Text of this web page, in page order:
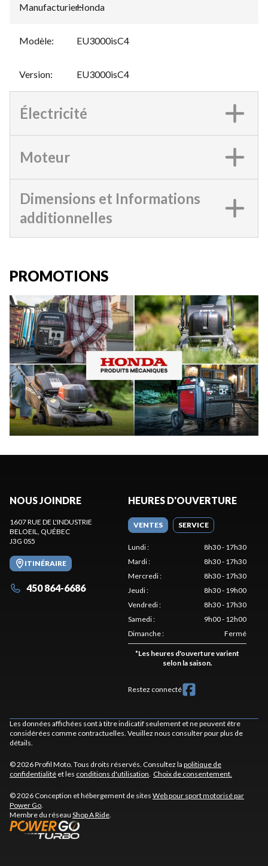
Manufacturier:
Honda
Modèle: EU3000isC4
Version: EU3000isC4
Électricité
Moteur
Dimensions et Informations
additionnelles
PROMOTIONS
NOUS JOINDRE
1607 RUE DE L'INDUSTRIE
BELOEIL, QUÉBEC
J3G 0S5
ITINÉRAIRE
450 864-6686
HEURES D'OUVERTURE
VENTES SERVICE
Lundi:
8h30 - 17h30
Mardi:
8h30 - 17h30
Mercredi:
8h30 - 17h30
Jeudi:
8h30 - 19h00
Vendredi:
8h30 - 17h30
Samedi:
9h00 - 12h00
Dimanche: Fermé
*Les heures d'ouverture varient
selon la saison.
Restez connecté
Les données affichées sont à titre indicatif seulement et ne peuvent être
considérées comme contractuelles. Veuillez nous consulter pour plus de
détails.
© 2026 Profil Moto. Tous droits réservés. Consultez la politique de
confidentialité et les conditions d'utilisation. Choix de consentement.
© 2026 Conception et hébergement de sites Web pour sport motorisé par
Power Go.
Membre du réseau Shop A Ride.